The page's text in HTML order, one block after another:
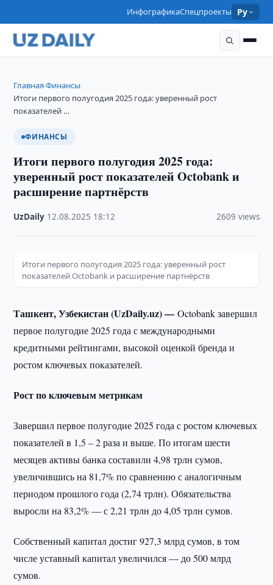
ИнфографикаСпецпроекты Ру
Главная›Финансы›
Итоги первого полугодия 2025 года: уверенный рост
показателей …
ФИНАНСЫ
Итоги первого полугодия 2025 года:
уверенный рост показателей Octobank и
расширение партнёрств
UzDaily 12.08.2025 18:12 2609 views
Итоги первого полугодия 2025 года: уверенный рост
показателей Octobank и расширение партнёрств
Ташкент, Узбекистан (UzDaily.uz) —Octobank завершил
первое полугодие 2025 года с международными
кредитными рейтингами, высокой оценкой бренда и
ростом ключевых показателей.
Рост по ключевым метрикам
Завершил первое полугодие 2025 года с ростом ключевых
показателей в 1,5 – 2 раза и выше. По итогам шести
месяцев активы банка составили 4,98 трлн сумов,
увеличившись на 81,7% по сравнению с аналогичным
периодом прошлого года (2,74 трлн). Обязательства
выросли на 83,2% — с 2,21 трлн до 4,05 трлн сумов.
Собственный капитал достиг 927,3 млрд сумов, в том
числе уставный капитал увеличился — до 500 млрд
сумов.